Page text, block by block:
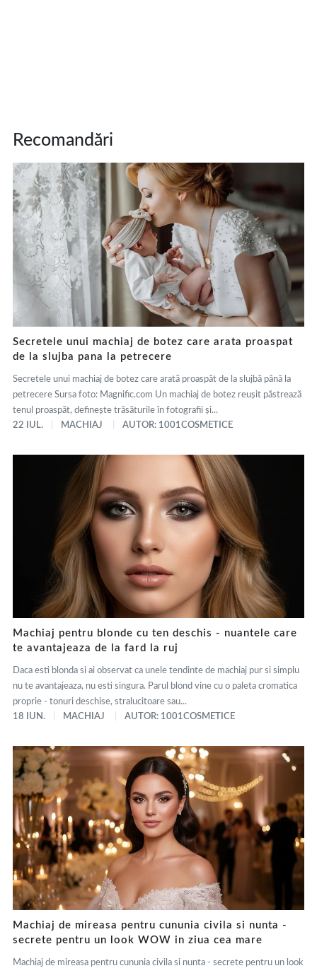
Recomandări
Secretele unui machiaj de botez care arata proaspat
de la slujba pana la petrecere
Secretele unui machiaj de botez care arată proaspăt de la slujbă până la
petrecere Sursa foto: Magnific.com Un machiaj de botez reușit păstrează
tenul proaspăt, definește trăsăturile în fotografii și...
22 IUL.
MACHIAJ AUTOR: 1001COSMETICE
Machiaj pentru blonde cu ten deschis - nuantele care
te avantajeaza de la fard la ruj
Daca esti blonda si ai observat ca unele tendinte de machiaj pur si simplu
nu te avantajeaza, nu esti singura. Parul blond vine cu o paleta cromatica
proprie - tonuri deschise, stralucitoare sau...
18 IUN.
MACHIAJ AUTOR: 1001COSMETICE
Machiaj de mireasa pentru cununia civila si nunta -
secrete pentru un look WOW in ziua cea mare
Machiaj de mireasa pentru cununia civila si nunta - secrete pentru un look